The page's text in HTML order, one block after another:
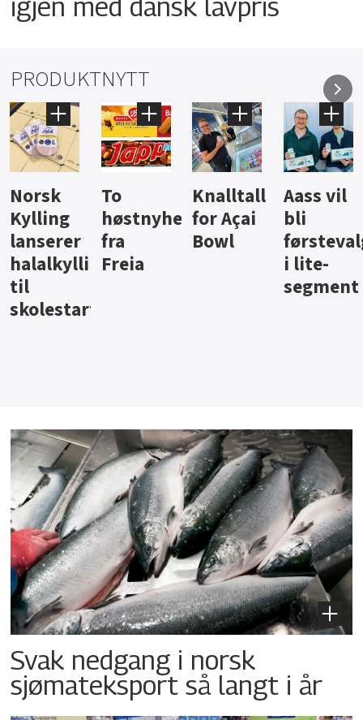
igjen med dansk lavpris
PRODUKTNYTT
Knalltall
for Açai
Bowl
Aass vil
bli
førstevalg
i lite-
Brus og
jus fra
Berentsen
Hard
iste fra
Hansa
Svak nedgang i norsk
sjømateksport så langt i år